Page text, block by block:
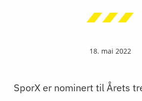
18. mai 2022
SporX er nominert til Årets